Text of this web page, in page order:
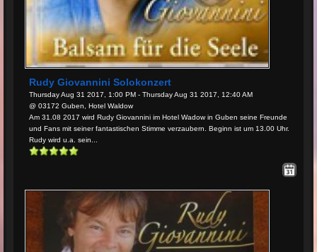
Rudy Giovannini Solokonzert
Thursday Aug 31 2017, 1:00 PM - Thursday Aug 31 2017, 12:40 AM
@ 03172 Guben, Hotel Waldow
Am 31.08 2017 wird Rudy Giovannini im Hotel Wadow in Guben seine Freunde
und Fans mit seiner fantastischen Stimme verzaubern. Beginn ist um 13.00 Uhr.
Rudy wird u.a. sein...